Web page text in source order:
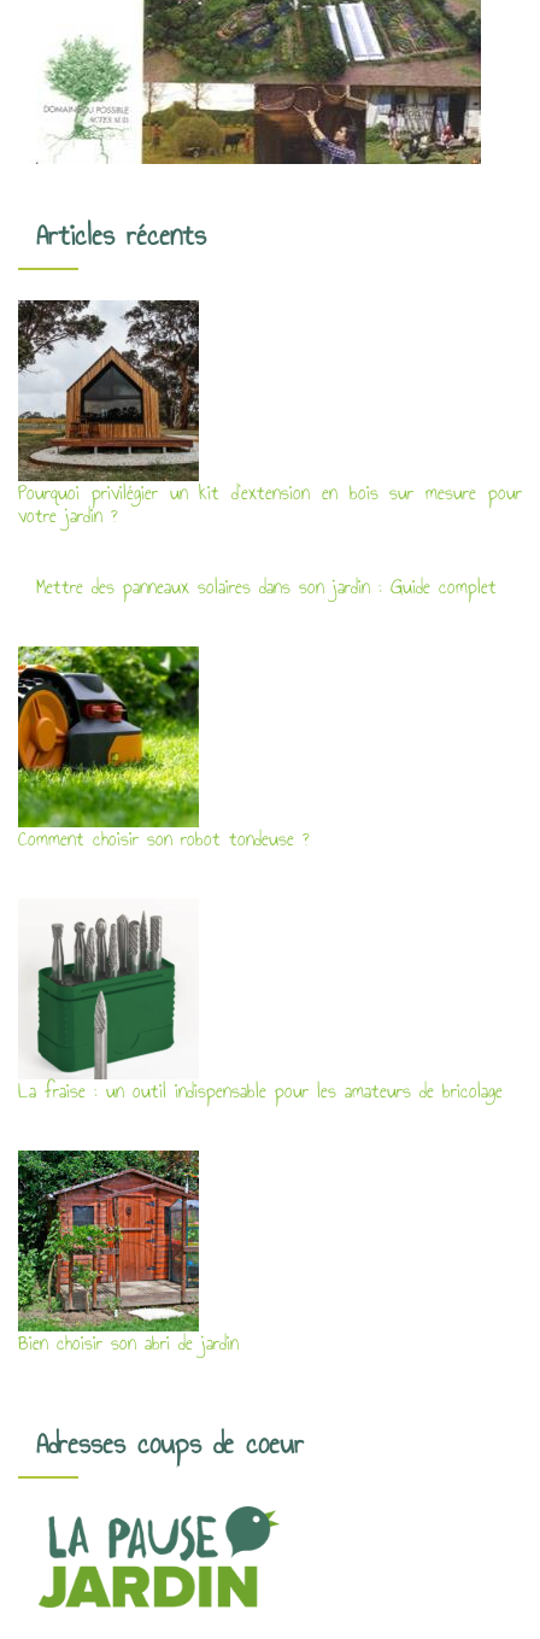
Articles récents
Pourquoi privilégier un kit d’extension en bois sur mesure pour
votre jardin ?
Mettre des panneaux solaires dans son jardin : Guide complet
Comment choisir son robot tondeuse ?
La fraise : un outil indispensable pour les amateurs de bricolage
Bien choisir son abri de jardin
Adresses coups de coeur